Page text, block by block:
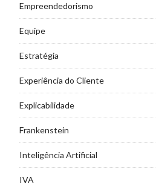
Empreendedorismo
Equipe
Estratégia
Experiência do Cliente
Explicabilidade
Frankenstein
Inteligência Artificial
IVA